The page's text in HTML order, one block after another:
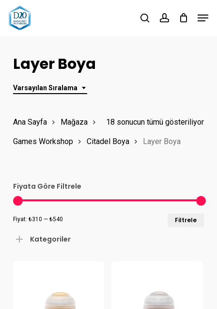
Skip
searchaccount
Layer Boya
Varsayılan Sıralama
18 sonucun tümü gösteriliyor
Ana Sayfa Mağaza
Games Workshop Citadel Boya Layer Boya
Fiyata Göre Filtrele
Filtrele
Fiyat: ₺310 — ₺540
Kategoriler